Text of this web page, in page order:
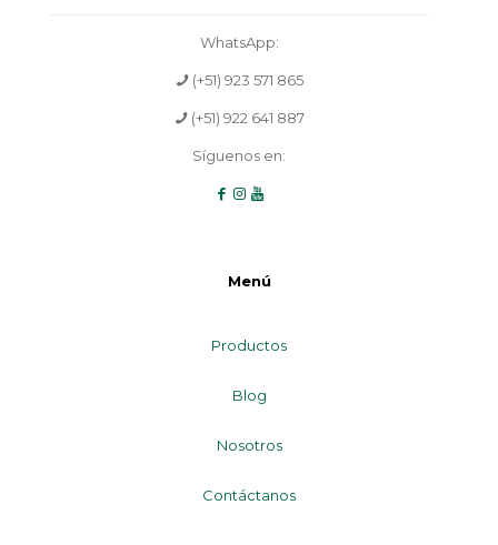
WhatsApp:
(+51) 923 571 865
(+51) 922 641 887
Síguenos en:
Menú
Productos
Blog
Nosotros
Contáctanos